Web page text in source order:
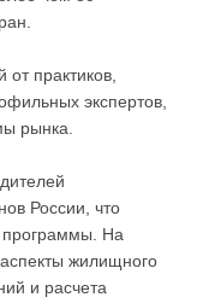
практиков,
экспертов,
рынка.
России, что
программы. На
жилищного
и расчета